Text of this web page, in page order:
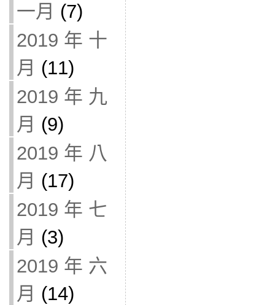
一月 (7)
2019 年 十
月 (11)
2019 年 九
月 (9)
2019 年 八
月 (17)
2019 年 七
月 (3)
2019 年 六
月 (14)